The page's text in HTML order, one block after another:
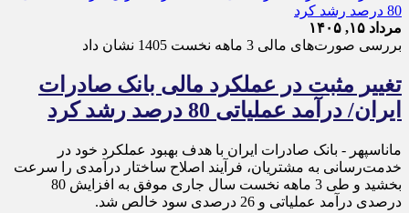
مرداد ۱۵, ۱۴۰۵
بررسی صورت‌های مالی 3 ماهه نخست 1405 نشان داد
تغییر مثبت در عملکرد مالی بانک صادرات
ایران/ درآمد عملیاتی 80 درصد رشد کرد
ماناسپهر - ​بانک صادرات ایران با هدف بهبود عملکرد خود در
خدمت‌رسانی به مشتریان، فرآیند اصلاح ساختار درآمدی را سرعت
بخشید و طی 3 ماهه نخست سال جاری موفق به افزایش 80
درصدی درآمد عملیاتی و 26 درصدی سود خالص شد.